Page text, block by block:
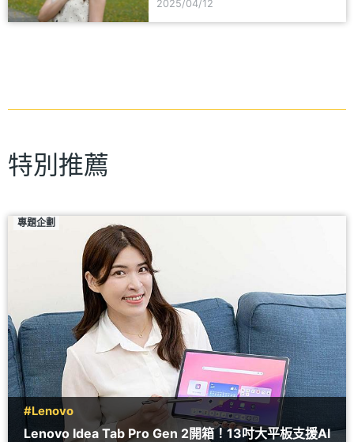
2025/04/12
特別推薦
專題企劃
#Lenovo
Lenovo Idea Tab Pro Gen 2開箱！13吋大平板支援AI